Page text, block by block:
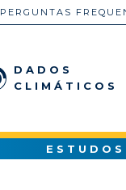
PERGUNTAS
DADOS
CLIMÁTICOS